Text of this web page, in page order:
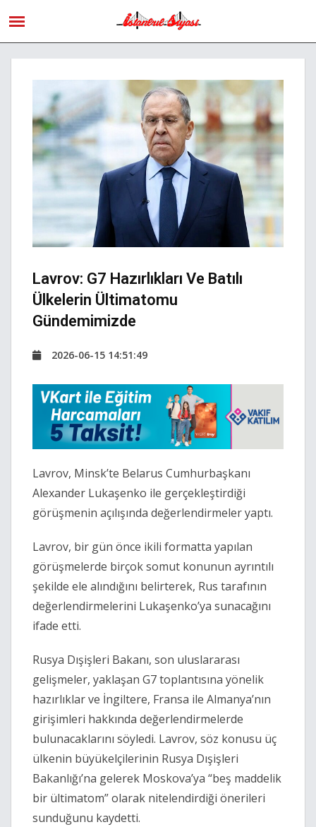
Lavrov: G7 Hazırlıkları Ve Batılı
Ülkelerin Ültimatomu
Gündemimizde
2026-06-15 14:51:49
Lavrov, Minsk’te Belarus Cumhurbaşkanı
Alexander Lukaşenko ile gerçekleştirdiği
görüşmenin açılışında değerlendirmeler yaptı.
Lavrov, bir gün önce ikili formatta yapılan
görüşmelerde birçok somut konunun ayrıntılı
şekilde ele alındığını belirterek, Rus tarafının
değerlendirmelerini Lukaşenko’ya sunacağını
ifade etti.
Rusya Dışişleri Bakanı, son uluslararası
gelişmeler, yaklaşan G7 toplantısına yönelik
hazırlıklar ve İngiltere, Fransa ile Almanya’nın
girişimleri hakkında değerlendirmelerde
bulunacaklarını söyledi. Lavrov, söz konusu üç
ülkenin büyükelçilerinin Rusya Dışişleri
Bakanlığı’na gelerek Moskova’ya “beş maddelik
bir ültimatom” olarak nitelendirdiği önerileri
sunduğunu kaydetti.